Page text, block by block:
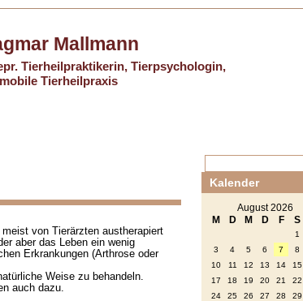
Mallmann
Tierheilpraktikerin, Tierpsychologin,
Tierheilpraxis
von Tierärzten austherapiert
aber das Leben ein wenig
Erkrankungen (Arthrose oder
Weise zu behandeln.
auch dazu.
Kalender
August 2026
M
D M D F S
1
3
4 5 6 7 8
10
11 12 13 14 15
17
18 19 20 21 22
24
25 26 27 28 29